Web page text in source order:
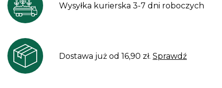
Wysyłka kurierska 3-7 dni roboczych
Dostawa już od 16,90 zł. Sprawdź